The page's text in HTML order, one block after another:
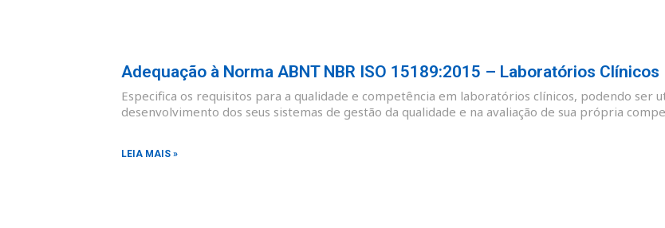
Adequação à Norma ABNT NBR ISO 15189:2015 – Laboratórios Clínicos
Especifica os requisitos para a qualidade e competência em laboratórios clínicos, podendo ser
desenvolvimento dos seus sistemas de gestão da qualidade e na avaliação de sua própria
LEIA MAIS »